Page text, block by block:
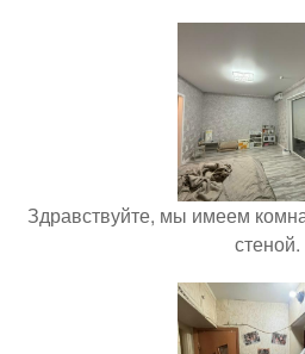
Здравствуйте, мы имеем
стеной.